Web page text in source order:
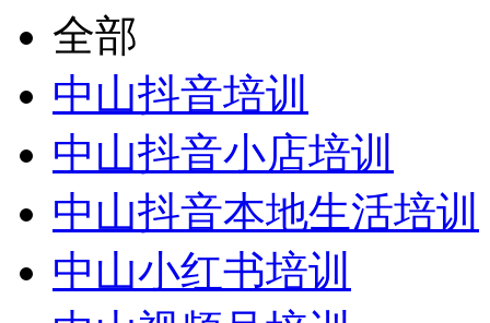
全部
中山抖音培训
中山抖音小店培训
中山抖音本地生活培训
中山小红书培训